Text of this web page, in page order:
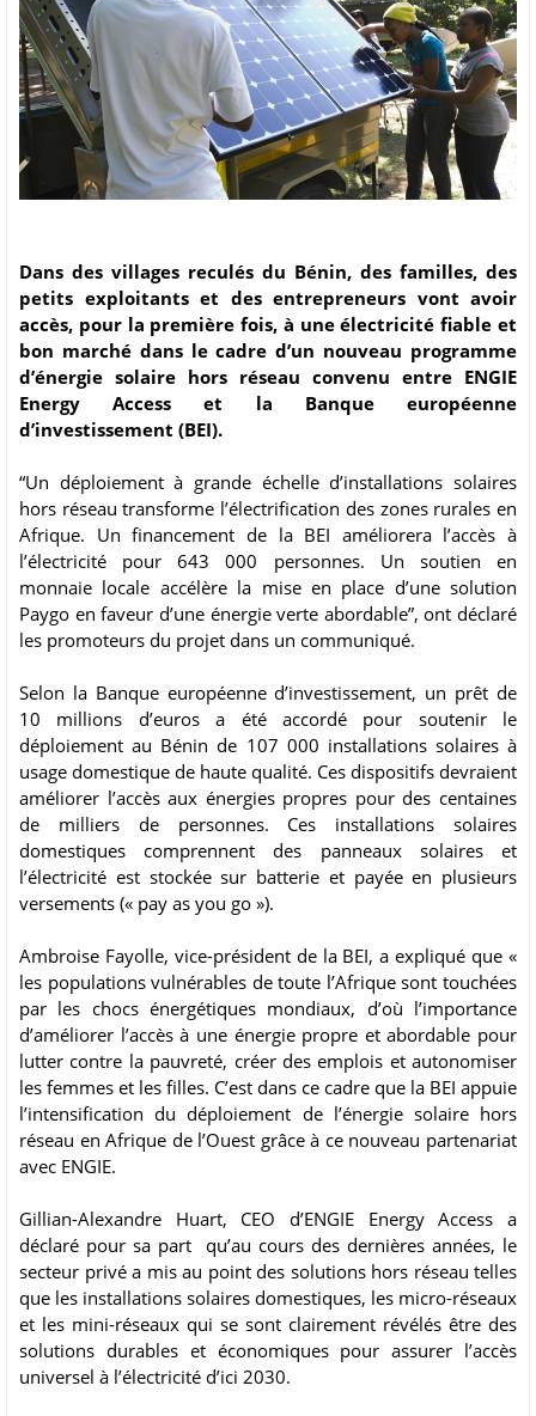
Dans des villages reculés du Bénin, des familles, des
petits exploitants et des entrepreneurs vont avoir
accès, pour la première fois, à une électricité fiable et
bon marché dans le cadre d’un nouveau programme
d’énergie solaire hors réseau convenu entre ENGIE
Energy Access et la Banque européenne
d’investissement (BEI).
“Un déploiement à grande échelle d’installations solaires
hors réseau transforme l’électrification des zones rurales en
Afrique. Un financement de la BEI améliorera l’accès à
l’électricité pour 643 000 personnes. Un soutien en
monnaie locale accélère la mise en place d’une solution
Paygo en faveur d’une énergie verte abordable”, ont déclaré
les promoteurs du projet dans un communiqué.
Selon la Banque européenne d’investissement, un prêt de
10 millions d’euros a été accordé pour soutenir le
déploiement au Bénin de 107 000 installations solaires à
usage domestique de haute qualité. Ces dispositifs devraient
améliorer l’accès aux énergies propres pour des centaines
de milliers de personnes. Ces installations solaires
domestiques comprennent des panneaux solaires et
l’électricité est stockée sur batterie et payée en plusieurs
versements (« pay as you go »).
Ambroise Fayolle, vice-président de la BEI, a expliqué que «
les populations vulnérables de toute l’Afrique sont touchées
par les chocs énergétiques mondiaux, d’où l’importance
d’améliorer l’accès à une énergie propre et abordable pour
lutter contre la pauvreté, créer des emplois et autonomiser
les femmes et les filles. C’est dans ce cadre que la BEI appuie
l’intensification du déploiement de l’énergie solaire hors
réseau en Afrique de l’Ouest grâce à ce nouveau partenariat
avec ENGIE.
Gillian-Alexandre Huart, CEO d’ENGIE Energy Access a
déclaré pour sa part qu’au cours des dernières années, le
secteur privé a mis au point des solutions hors réseau telles
que les installations solaires domestiques, les micro-réseaux
et les mini-réseaux qui se sont clairement révélés être des
solutions durables et économiques pour assurer l’accès
universel à l’électricité d’ici 2030.